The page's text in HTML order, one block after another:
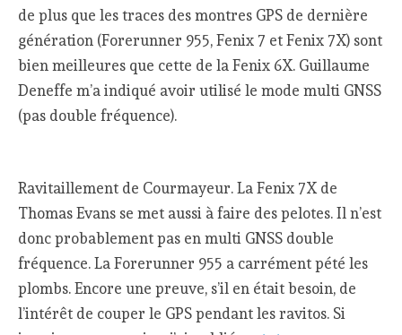
de plus que les traces des montres GPS de dernière
génération (Forerunner 955, Fenix 7 et Fenix 7X) sont
bien meilleures que cette de la Fenix 6X. Guillaume
Deneffe m’a indiqué avoir utilisé le mode multi GNSS
(pas double fréquence).
Ravitaillement de Courmayeur. La Fenix 7X de
Thomas Evans se met aussi à faire des pelotes. Il n’est
donc probablement pas en multi GNSS double
fréquence. La Forerunner 955 a carrément pété les
plombs. Encore une preuve, s’il en était besoin, de
l’intérêt de couper le GPS pendant les ravitos. Si